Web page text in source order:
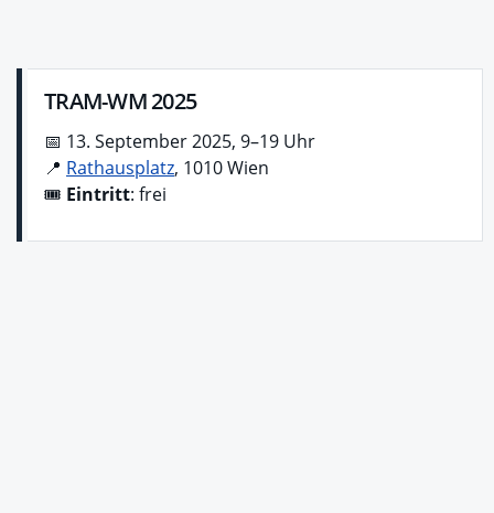
TRAM-WM 2025
📅 13. September 2025, 9–19 Uhr
📍 Rathausplatz, 1010 Wien
🎟️ Eintritt: frei